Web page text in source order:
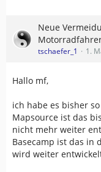
Neue
tschaefer_1 1.
Hallo mf,
ich habe es bisher
Mapsource ist das
nicht mehr weiter
Basecamp ist das in
wird weiter